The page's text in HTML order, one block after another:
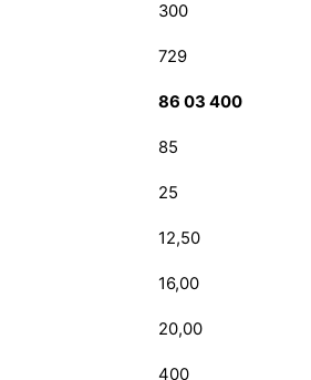
300
729
86 03 400
85
25
12,50
16,00
20,00
400